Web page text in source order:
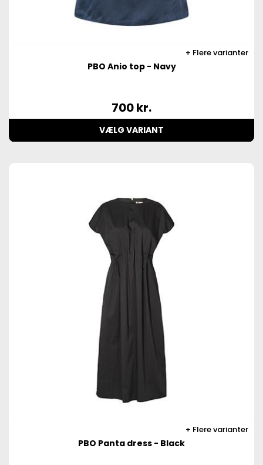
Flere varianter
PBO Anio top - Navy
700kr.
VÆLG VARIANT
Flere varianter
PBO Panta dress - Black